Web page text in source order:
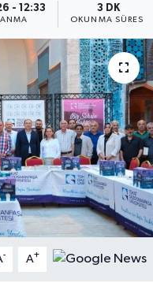
- 12:33 3 DK
OKUNMA SÜRESI
- A+